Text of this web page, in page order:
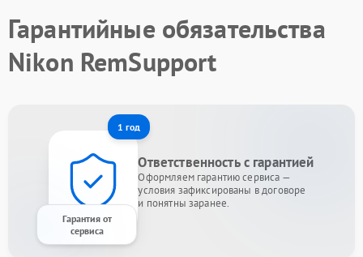
Гарантийные обязательства
Nikon RemSupport
1 год
Гарантия от
сервиса
Ответственность с гарантией
Оформляем гарантию сервиса —
условия зафиксированы в договоре
и понятны заранее.